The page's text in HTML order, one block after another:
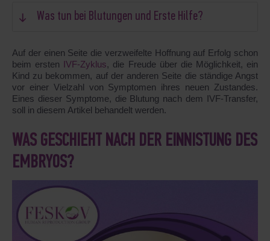
Was tun bei Blutungen und Erste Hilfe?
Auf der einen Seite die verzweifelte Hoffnung auf Erfolg schon
beim ersten IVF-Zyklus, die Freude über die Möglichkeit, ein
Kind zu bekommen, auf der anderen Seite die ständige Angst
vor einer Vielzahl von Symptomen ihres neuen Zustandes.
Eines dieser Symptome, die Blutung nach dem IVF-Transfer,
soll in diesem Artikel behandelt werden.
WAS GESCHIEHT NACH DER EINNISTUNG DES
EMBRYOS?